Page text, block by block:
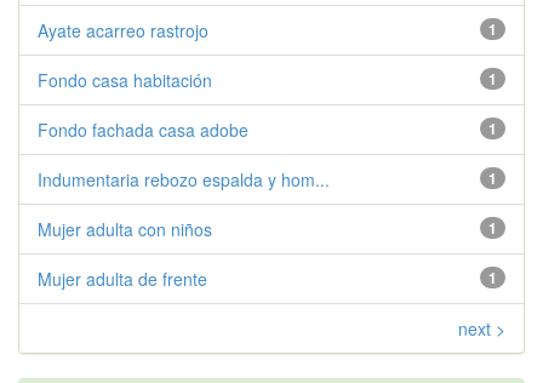
1
Ayate acarreo rastrojo
1
Fondo casa habitación
1
Fondo fachada casa adobe
1
Indumentaria rebozo espalda y hom...
1
Mujer adulta con niños
1
Mujer adulta de frente
next >